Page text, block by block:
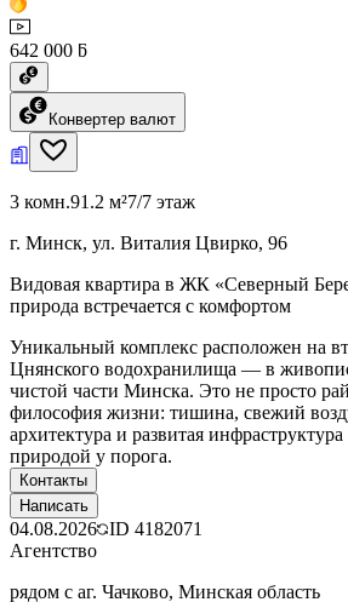
642 000 ƃ
Конвертер валют
3 комн.91.2 м²7/7 этаж
г. Минск, ул. Виталия Цвирко, 96
Видовая квартира в ЖК «Северный
природа встречается с комфортом
Уникальный комплекс расположен на
Цнянского водохранилища — в
чистой части Минска. Это не просто
философия жизни: тишина, свежий
архитектура и развитая
природой у порога.
Контакты
Написать
04.08.2026 ID 4182071
Агентство
рядом с аг. Чачково, Минская область